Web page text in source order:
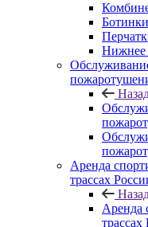
Ботинки
Нижнее
Аренда
трассах
Аренда
трассах